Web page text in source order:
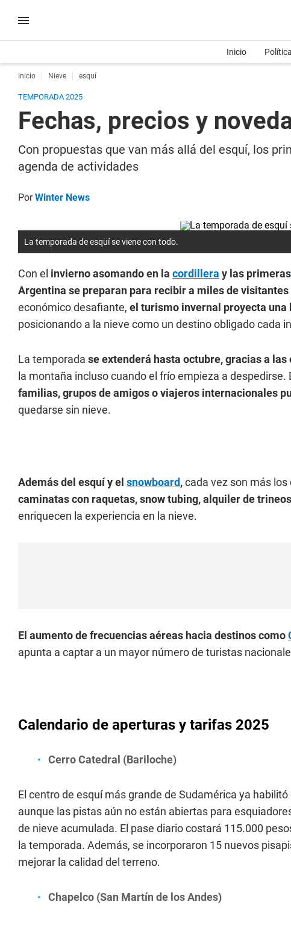
Inicio Política
Inicio Nieve esquí
TEMPORADA 2025
Fechas, precios y
Con propuestas que van más allá del esquí, los
agenda de actividades
PorWinter News
La temporada de esquí se viene con todo.
Con el invierno asomando en la cordillera y las primeras
Argentina se preparan para recibir a miles de visitantes
económico desafiante, el turismo invernal proyecta una
posicionando a la nieve como un destino obligado cada
La temporada se extenderá hasta octubre, gracias a
la montaña incluso cuando el frío empieza a despedirse.
familias, grupos de amigos o viajeros internacionales
quedarse sin nieve.
Además del esquí y el snowboard,cada vez son más
caminatas con raquetas, snow tubing, alquiler de
enriquecen la experiencia en la nieve.
El aumento de frecuencias aéreas hacia destinos como
apunta a captar a un mayor número de turistas
Calendario de aperturas y tarifas 2025
Cerro Catedral (Bariloche)
El centro de esquí más grande de Sudamérica ya
aunque las pistas aún no están abiertas para
de nieve acumulada. El pase diario costará 115.000
la temporada. Además, se incorporaron 15 nuevos
mejorar la calidad del terreno.
Chapelco (San Martín de los Andes)